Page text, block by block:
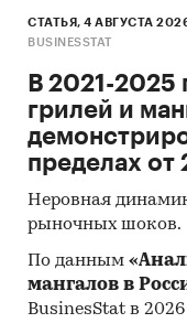
Доступна
Прогноз
Составлен
(производства,
рынка) на2025-
мнения
тренды,
т.д.
СТАТЬЯ, 4 АВГУСТА
BUSINESSTAT
В 2021-2025
грилей и
пределах от
Неровная
рыночных шоков.
По данным
мангалов в
BusinesStat в 2026